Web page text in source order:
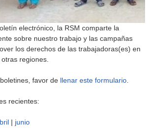
electrónico, la RSM comparte la
sobre nuestro trabajo y las campañas
los derechos de las trabajadoras(es) en
regiones.
favor de llenar este formulario
recientes:
| junio